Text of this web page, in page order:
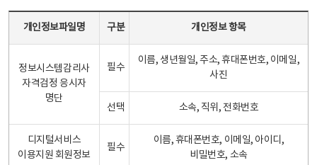
개인정보파일명 구분 개인정보 항목
정보시스템감리사
자격검정 응시자
명단
필수
이름, 생년월일, 주소, 휴대폰번호, 이메일,
사진
선택 소속, 직위, 전화번호
디지털서비스
이용지원 회원정보
필수
이름, 휴대폰번호, 이메일, 아이디,
비밀번호, 소속